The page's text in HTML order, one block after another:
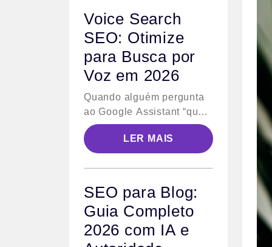
Voice Search
SEO: Otimize
para Busca por
Voz em 2026
Quando alguém pergunta
ao Google Assistant “qual
a melhor agência de SEO
em Goiânia”, o algoritmo
não retorna dez links azuis
— ele lê uma única
resposta em voz alta. Esse
comportamento define o
desafio central do voice
search SEO: não basta
ranquear na primeira
LER MAIS
SEO para Blog:
Guia Completo
2026 com IA e